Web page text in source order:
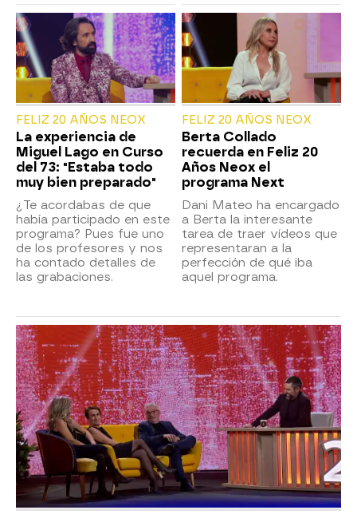
FELIZ 20 AÑOS NEOX
La experiencia de
Miguel Lago en Curso
del 73: "Estaba todo
muy bien preparado"
¿Te acordabas de que
había participado en este
programa? Pues fue uno
de los profesores y nos
ha contado detalles de
las grabaciones.
FELIZ 20 AÑOS NEOX
Berta Collado
recuerda en Feliz 20
Años Neox el
programa Next
Dani Mateo ha encargado
a Berta la interesante
tarea de traer vídeos que
representaran a la
perfección de qué iba
aquel programa.